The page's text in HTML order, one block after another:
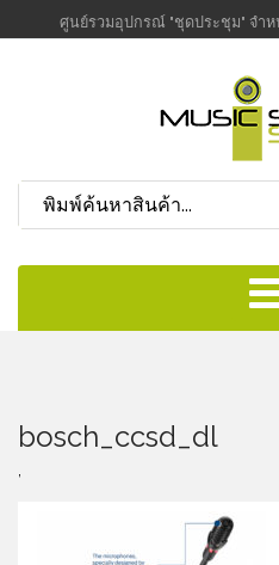
ศูนย์รวมอุปกรณ์ "ชุดประชุม" จำ
bosch_ccsd_dl